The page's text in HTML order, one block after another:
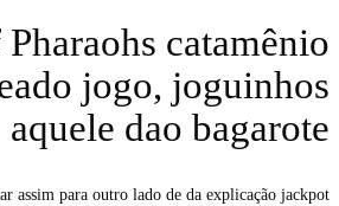
catamênio
jogo, joguinhos
aquele dao bagarote
assim para outro lado de da explicação jackpot